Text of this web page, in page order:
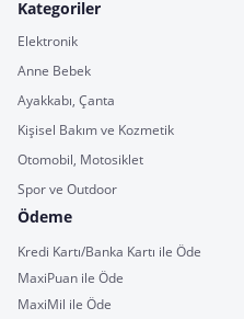
Kategoriler
Elektronik
Anne Bebek
Ayakkabı, Çanta
Kişisel Bakım ve Kozmetik
Otomobil, Motosiklet
Spor ve Outdoor
Ödeme
Kredi Kartı/Banka Kartı ile Öde
MaxiPuan ile Öde
MaxiMil ile Öde